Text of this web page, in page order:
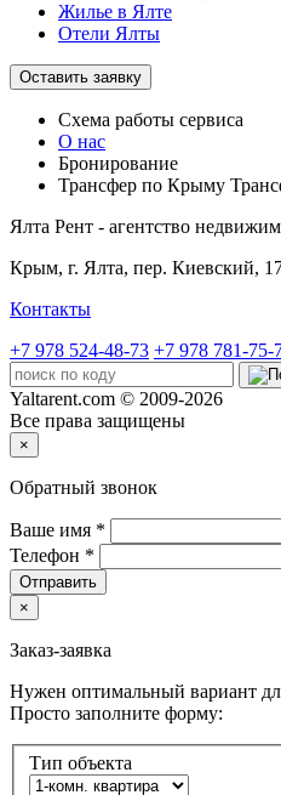
Жилье в Ялте
Отели Ялты
Оставить заявку
Схема работы сервиса
О нас
Бронирование
Трансфер по Крыму
Ялта Рент - агентство
Крым, г. Ялта, пер. Киевский,
Контакты
+7 978 524-48-73 +7 978 781-75-
Yaltarent.com © 2009-2026
Все права защищены
×
Обратный звонок
Ваше имя *
Телефон *
Отправить
×
Заказ-заявка
Нужен оптимальный вариант
Просто заполните форму:
Тип объекта